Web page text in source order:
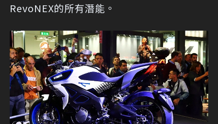
RevoNEX的所有潛能。